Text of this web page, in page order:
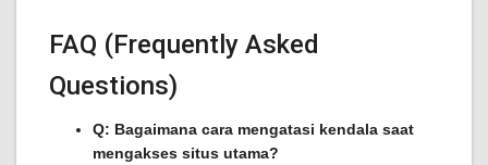
FAQ (Frequently Asked
Questions)
Q: Bagaimana cara mengatasi kendala saat
mengakses situs utama?